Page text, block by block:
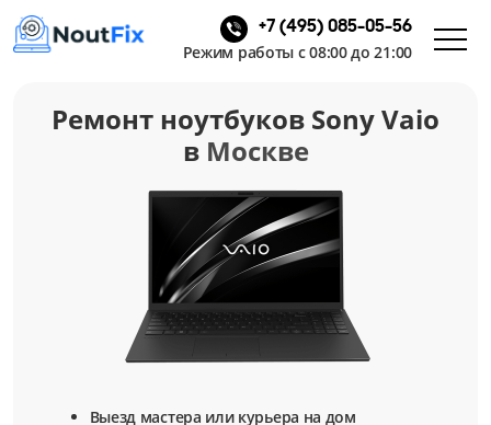
+7 (495) 085-05-56
Режим работы с 08:00 до 21:00
Ремонт ноутбуков Sony Vaio
в Москве
Выезд мастера или курьера на дом